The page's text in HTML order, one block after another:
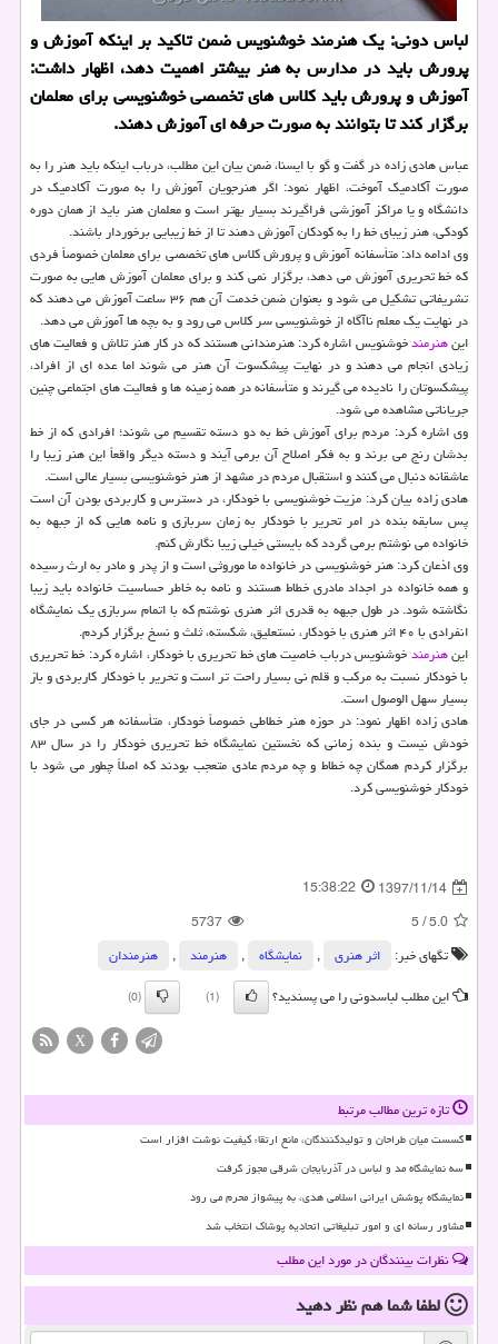
لباس دونی: یك هنرمند خوشنویس ضمن تاكید بر اینكه آموزش و
پرورش باید در مدارس به هنر بیشتر اهمیت دهد، اظهار داشت:
آموزش و پرورش باید كلاس های تخصصی خوشنویسی برای معلمان
برگزار كند تا بتوانند به صورت حرفه ای آموزش دهند.
عباس هادی زاده در گفت و گو با ایسنا، ضمن بیان این مطلب، درباب اینكه باید هنر را به
صورت آكادمیك آموخت، اظهار نمود: اگر هنرجویان آموزش را به صورت آكادمیك در
دانشگاه و یا مراكز آموزشی فراگیرند بسیار بهتر است و معلمان هنر باید از همان دوره
كودكی، هنر زیبای خط را به كودكان آموزش دهند تا از خط زیبایی برخوردار باشند.
وی ادامه داد: متأسفانه آموزش و پرورش كلاس های تخصصی برای معلمان خصوصاً فردی
كه خط تحریری آموزش می دهد، برگزار نمی كند و برای معلمان آموزش هایی به صورت
تشریفاتی تشكیل می شود و بعنوان ضمن خدمت آن هم ۳۶ ساعت آموزش می دهند كه
در نهایت یك معلم ناآگاه از خوشنویسی سر كلاس می رود و به بچه ها آموزش می دهد.
اینهنرمندخوشنویس اشاره كرد: هنرمندانی هستند كه در كار هنر تلاش و فعالیت های
زیادی انجام می دهند و در نهایت پیشكسوت آن هنر می شوند اما عده ای از افراد،
پیشكسوتان را نادیده می گیرند و متأسفانه در همه زمینه ها و فعالیت های اجتماعی چنین
جریاناتی مشاهده می شود.
وی اشاره كرد: مردم برای آموزش خط به دو دسته تقسیم می شوند؛ افرادی كه از خط
بدشان رنج می برند و به فكر اصلاح آن برمی آیند و دسته دیگر واقعاً این هنر زیبا را
عاشقانه دنبال می كنند و استقبال مردم در مشهد از هنر خوشنویسی بسیار عالی است.
هادی زاده بیان كرد: مزیت خوشنویسی با خودكار، در دسترس و كاربردی بودن آن است
پس سابقه بنده در امر تحریر با خودكار به زمان سربازی و نامه هایی كه از جبهه به
خانواده می نوشتم برمی گردد كه بایستی خیلی زیبا نگارش كنم.
وی اذعان كرد: هنر خوشنویسی در خانواده ما موروثی است و از پدر و مادر به ارث رسیده
و همه خانواده در اجداد مادری خطاط هستند و نامه به خاطر حساسیت خانواده باید زیبا
نگاشته شود. در طول جبهه به قدری اثر هنری نوشتم كه با اتمام سربازی یك نمایشگاه
انفرادی با ۴۰ اثر هنری با خودكار، نستعلیق، شكسته، ثلث و نسخ برگزار كردم.
اینهنرمندخوشنویس درباب خاصیت های خط تحریری با خودكار، اشاره كرد: خط تحریری
با خودكار نسبت به مركب و قلم نی بسیار راحت تر است و تحریر با خودكار كاربردی و باز
بسیار سهل الوصول است.
هادی زاده اظهار نمود: در حوزه هنر خطاطی خصوصاً خودكار، متأسفانه هر كسی در جای
خودش نیست و بنده زمانی كه نخستین نمایشگاه خط تحریری خودكار را در سال ۸۳
برگزار كردم همگان چه خطاط و چه مردم عادی متعجب بودند كه اصلاً چطور می شود با
خودكار خوشنویسی كرد.
1397/11/14
15:38:22
5.0
/
5
5737
تگهای خبر:
اثر هنری , نمایشگاه , هنرمند ,
هنرمندان
این مطلب لباسدونی را می پسندید؟
(1)
(0)
X
تازه ترین مطالب مرتبط
گسست میان طراحان و تولیدکنندگان، مانع ارتقاء کیفیت نوشت افزار است
سه نمایشگاه مد و لباس در آذربایجان شرقی مجوز گرفت
نمایشگاه پوشش ایرانی اسلامی هدی، به پیشواز محرم می رود
مشاور رسانه ای و امور تبلیغاتی اتحادیه پوشاک انتخاب شد
نظرات بینندگان در مورد این مطلب
لطفا شما همنظر دهید